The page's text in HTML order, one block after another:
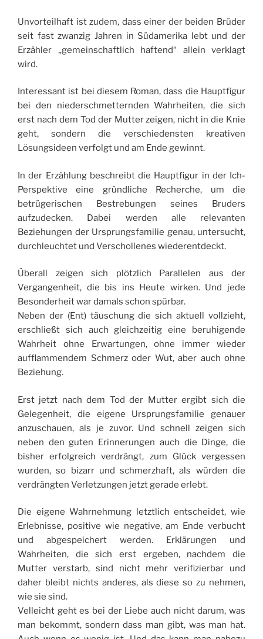
Unvorteilhaft ist zudem, dass einer der beiden Brüder
seit fast zwanzig Jahren in Südamerika lebt und der
Erzähler „gemeinschaftlich haftend“ allein verklagt
wird.
Interessant ist bei diesem Roman, dass die Hauptfigur
bei den niederschmetternden Wahrheiten, die sich
erst nach dem Tod der Mutter zeigen, nicht in die Knie
geht, sondern die verschiedensten kreativen
Lösungsideen verfolgt und am Ende gewinnt.
In der Erzählung beschreibt die Hauptfigur in der Ich-
Perspektive eine gründliche Recherche, um die
betrügerischen Bestrebungen seines Bruders
aufzudecken. Dabei werden alle relevanten
Beziehungen der Ursprungsfamilie genau, untersucht,
durchleuchtet und Verschollenes wiederentdeckt.
Überall zeigen sich plötzlich Parallelen aus der
Vergangenheit, die bis ins Heute wirken. Und jede
Besonderheit war damals schon spürbar.
Neben der (Ent) täuschung die sich aktuell vollzieht,
erschließt sich auch gleichzeitig eine beruhigende
Wahrheit ohne Erwartungen, ohne immer wieder
aufflammendem Schmerz oder Wut, aber auch ohne
Beziehung.
Erst jetzt nach dem Tod der Mutter ergibt sich die
Gelegenheit, die eigene Ursprungsfamilie genauer
anzuschauen, als je zuvor. Und schnell zeigen sich
neben den guten Erinnerungen auch die Dinge, die
bisher erfolgreich verdrängt, zum Glück vergessen
wurden, so bizarr und schmerzhaft, als würden die
verdrängten Verletzungen jetzt gerade erlebt.
Die eigene Wahrnehmung letztlich entscheidet, wie
Erlebnisse, positive wie negative, am Ende verbucht
und abgespeichert werden. Erklärungen und
Wahrheiten, die sich erst ergeben, nachdem die
Mutter verstarb, sind nicht mehr verifizierbar und
daher bleibt nichts anderes, als diese so zu nehmen,
wie sie sind.
Velleicht geht es bei der Liebe auch nicht darum, was
man bekommt, sondern dass man gibt, was man hat.